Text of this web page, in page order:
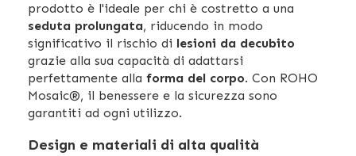
prodotto è l'ideale per chi è costretto a una
seduta prolungata, riducendo in modo
significativo il rischio di lesioni da decubito
grazie alla sua capacità di adattarsi
perfettamente alla forma del corpo. Con ROHO
Mosaic®, il benessere e la sicurezza sono
garantiti ad ogni utilizzo.
Design e materiali di alta qualità